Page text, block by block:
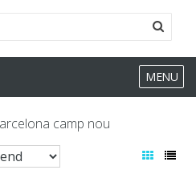
MENU
camp nou